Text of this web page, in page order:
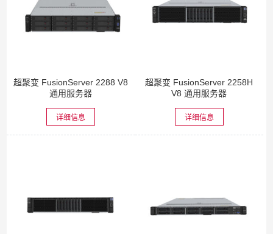
超聚变 FusionServer 2288 V8
通用服务器
详细信息
超聚变 FusionServer 2258H
V8 通用服务器
详细信息